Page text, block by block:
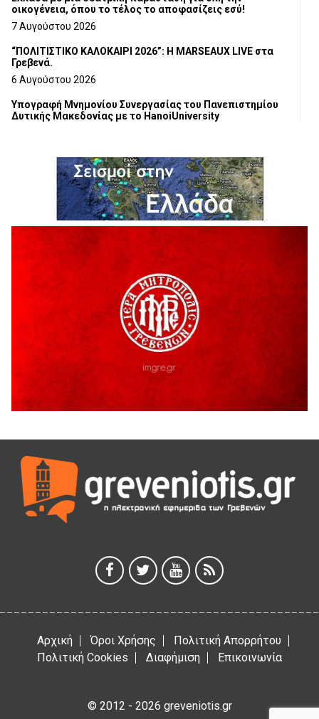
οικογένεια, όπου το τέλος το αποφασίζεις εσύ!
7 Αυγούστου 2026
“ΠΟΛΙΤΙΣΤΙΚΟ ΚΑΛΟΚΑΙΡΙ 2026”: Η MARSEAUX LIVE στα
Γρεβενά.
6 Αυγούστου 2026
Υπογραφή Μνημονίου Συνεργασίας του Πανεπιστημίου
Δυτικής Μακεδονίας με το HanoiUniversity
Σε απόγνωση λόγω αδέσποτων
6 Αυγούστου 2026
ΔΙΑΚΟΠΗ ΗΛΕΚΤΡΙΚΟΥ ΡΕΥΜΑΤΟΣ
6 Αυγούστου 2026
Ολοκληρώνεται η ασφαλτόστρωση της οδού Περιβόλι –
Αβδέλλα
H παραδοχή λαθών είναι (και) δύναμη
5 Αυγούστου 2026
Ο ΑΝΔΡΕΑΣ ΑΣΛΑΝΙΔΗΣ ΣΥΝΕΧΙΖΕΙ ΣΤΟΝ ΠΡΩΤΕΑ
ΓΡΕΒΕΝΩΝ
5 Αυγούστου 2026
Ευχαριστήριο Εκπολιτιστικού Συλλόγου Ταξιάρχη προς κ.
Παρασχάκη Αθανάσιο
5 Αυγούστου 2026
Η Marseaux στα Γρεβενά για μια μοναδική συναυλία
5 Αυγούστου 2026
5 Αυγούστου 2026
Αρχική Όροι Χρήσης
Πολιτική Απορρήτου
Πολιτική Cookies
Διαφήμιση Επικοινωνία
© 2012 - 2026 greveniotis.gr